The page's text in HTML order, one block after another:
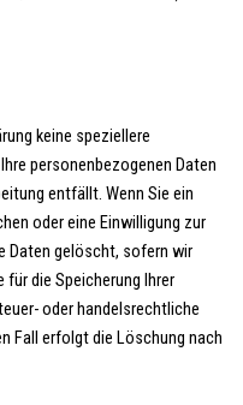
keine speziellere
personenbezogenen Daten
entfällt. Wenn Sie ein
oder eine Einwilligung zur
Daten gelöscht, sofern wir
für die Speicherung Ihrer
oder handelsrechtliche
Fall erfolgt die Löschung nach